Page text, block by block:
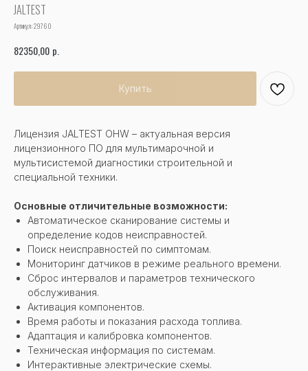
JALTEST
Артикул:29760
82350,00 р.
Купить
Лицензия JALTEST OHW – актуальная версия
лицензионного ПО для мультимарочной и
мультисистемой диагностики строительной и
специальной техники.
Основные отличительные возможности:
Автоматическое сканирование системы и
определение кодов неисправностей.
Поиск неисправностей по симптомам.
Мониторинг датчиков в режиме реального времени.
Сброс интервалов и параметров технического
обслуживания.
Активация компонентов.
Время работы и показания расхода топлива.
Адаптация и калибровка компонентов.
Техническая информация по системам.
Интерактивные электрические схемы.